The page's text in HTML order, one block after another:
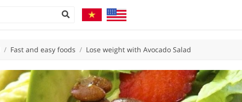
/ Fast and easy foods / Lose weight with Avocado Salad